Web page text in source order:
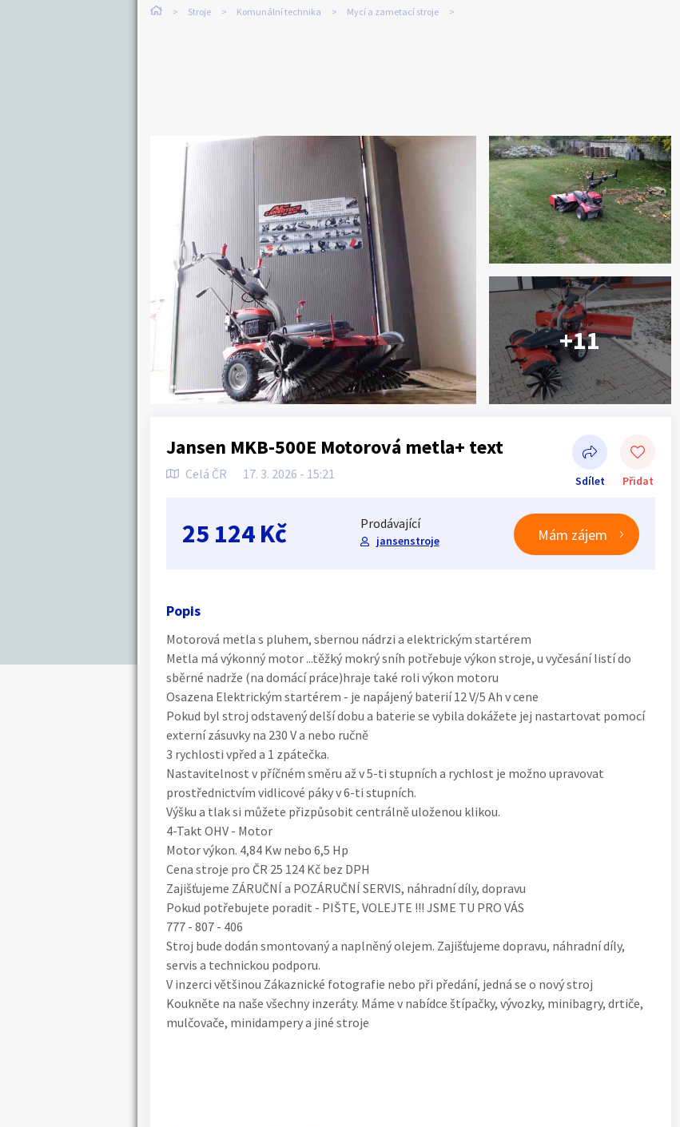
Stroje Komunální technika Mycí a zametací stroje
+11
Jansen MKB-500E Motorová metla+ text
Celá ČR 17. 3. 2026 - 15:21 Sdílet Přidat
Sdílet na Facebooku
25 124 Kč Prodávající
jansenstroje Mám zájem
Popis
Motorová metla s pluhem, sbernou nádrzi a elektrickým startérem
Metla má výkonný motor ...těžký mokrý sníh potřebuje výkon stroje, u vyčesání listí do
sběrné nadrže (na domácí práce)hraje také roli výkon motoru
Osazena Elektrickým startérem - je napájený baterií 12 V/5 Ah v cene
Pokud byl stroj odstavený delší dobu a baterie se vybila dokážete jej nastartovat pomocí
externí zásuvky na 230 V a nebo ručně
3 rychlosti vpřed a 1 zpátečka.
Nastavitelnost v příčném směru až v 5-ti stupních a rychlost je možno upravovat
prostřednictvím vidlicové páky v 6-ti stupních.
Výšku a tlak si můžete přizpůsobit centrálně uloženou klikou.
4-Takt OHV - Motor
Motor výkon. 4,84 Kw nebo 6,5 Hp
Cena stroje pro ČR 25 124 Kč bez DPH
Zajišťujeme ZÁRUČNÍ a POZÁRUČNÍ SERVIS, náhradní díly, dopravu
Pokud potřebujete poradit - PIŠTE, VOLEJTE !!! JSME TU PRO VÁS
777 - 807 - 406
Stroj bude dodán smontovaný a naplněný olejem. Zajišťujeme dopravu, náhradní díly,
servis a technickou podporu.
V inzerci většinou Zákaznické fotografie nebo při předání, jedná se o nový stroj
Koukněte na naše všechny inzeráty. Máme v nabídce štípačky, vývozky, minibagry, drtiče,
mulčovače, minidampery a jiné stroje